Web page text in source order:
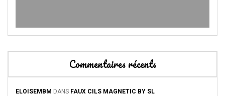
Commentaires récents
ELOISEMBM DANS FAUX CILS MAGNETIC BY SL